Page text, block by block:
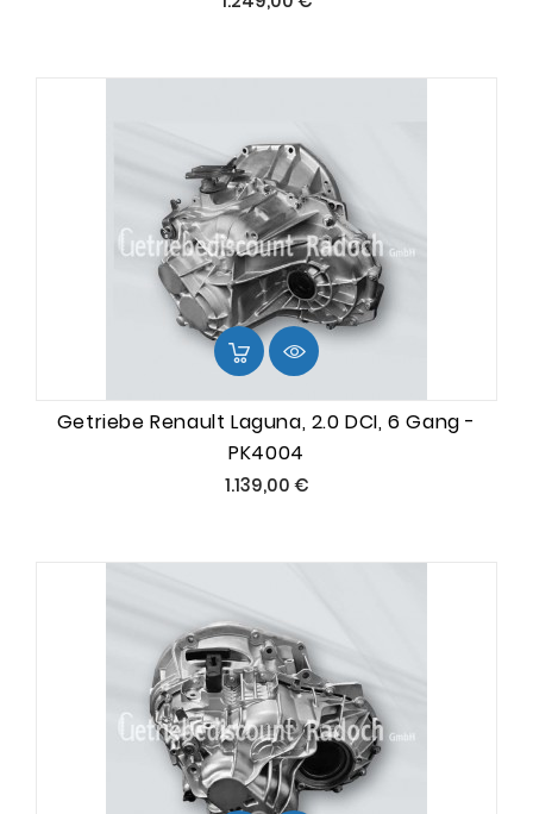
Getriebe Renault Laguna, 2.0 DCI, 6 Gang -
PK4004
1.139,00 €Preis